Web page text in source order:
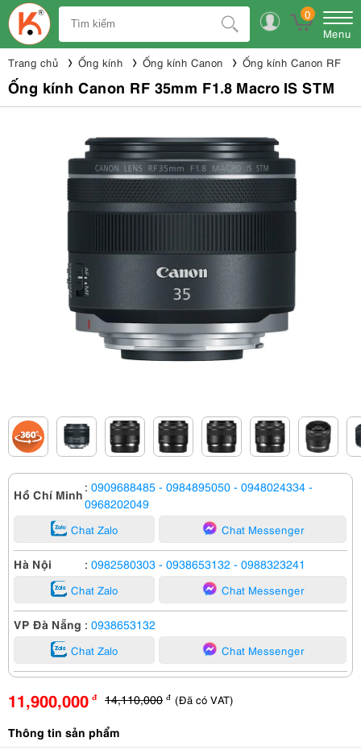
0
Menu
Trang chủ Ống kính Ống kính Canon Ống kính Canon RF
Ống kính Canon RF 35mm F1.8 Macro IS STM
Hồ Chí Minh : 0909688485 - 0984895050 - 0948024334 -
0968202049
Chat Zalo Chat Messenger
Hà Nội : 0982580303 - 0938653132 - 0988323241
Chat Zalo Chat Messenger
VP Đà Nẵng : 0938653132
Chat Zalo Chat Messenger
11,900,000 đ 14,110,000 đ (Đã có VAT)
Thông tin sản phẩm